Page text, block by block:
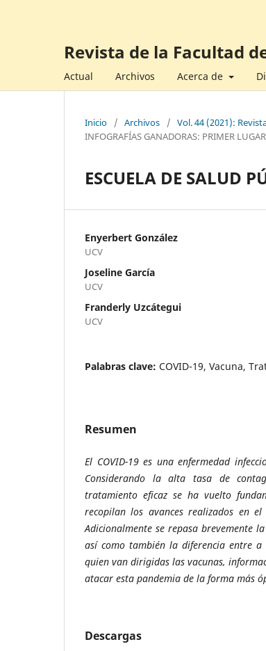
Revista de la Facultad
Actual Archivos Acerca de
Inicio / Archivos / Vol. 44 (2021):
INFOGRAFÍAS GANADORAS: PRIMER LUGAR
ESCUELA DE SALUD
Enyerbert González
UCV
Joseline García
UCV
Franderly Uzcátegui
UCV
Palabras clave: COVID-19, Vacuna,
Resumen
El COVID-19 es una enfermedad
Considerando la alta tasa de
tratamiento eficaz se ha vuelto
recopilan los avances realizados en
Adicionalmente se repasa brevemente
así como también la diferencia entre
quien van dirigidas las vacunas,
atacar esta pandemia de la forma más
Descargas